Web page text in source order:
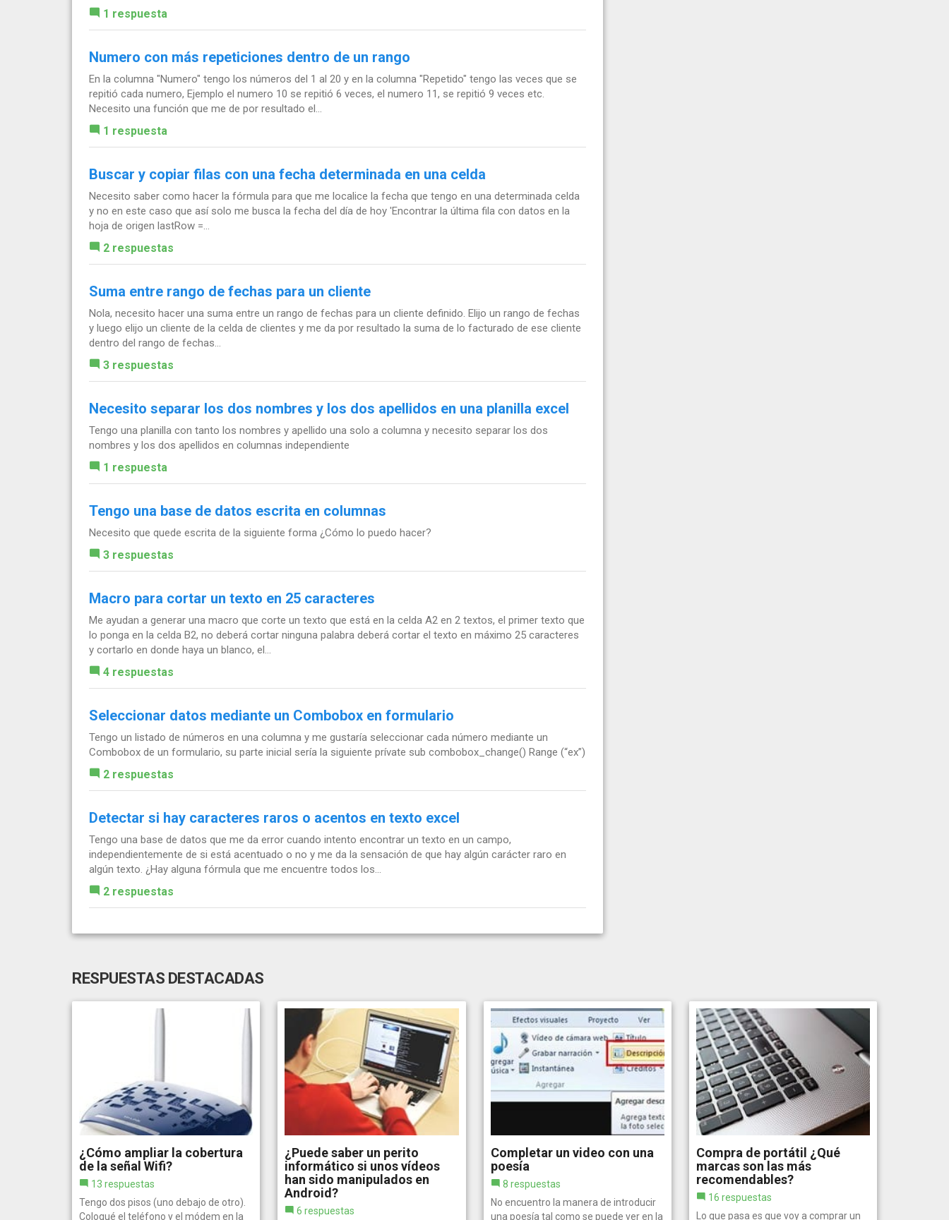
1 respuesta
Numero con más repeticiones dentro de un rango
En la columna "Numero" tengo los números del 1 al 20 y en la columna "Repetido" tengo las veces que se
repitió cada numero, Ejemplo el numero 10 se repitió 6 veces, el numero 11, se repitió 9 veces etc.
Necesito una función que me de por resultado el...
1 respuesta
Buscar y copiar filas con una fecha determinada en una celda
Necesito saber como hacer la fórmula para que me localice la fecha que tengo en una determinada celda
y no en este caso que así solo me busca la fecha del día de hoy 'Encontrar la última fila con datos en la
hoja de origen lastRow =...
2 respuestas
Suma entre rango de fechas para un cliente
Nola, necesito hacer una suma entre un rango de fechas para un cliente definido. Elijo un rango de fechas
y luego elijo un cliente de la celda de clientes y me da por resultado la suma de lo facturado de ese cliente
dentro del rango de fechas...
3 respuestas
Necesito separar los dos nombres y los dos apellidos en una planilla excel
Tengo una planilla con tanto los nombres y apellido una solo a columna y necesito separar los dos
nombres y los dos apellidos en columnas independiente
1 respuesta
Tengo una base de datos escrita en columnas
Necesito que quede escrita de la siguiente forma ¿Cómo lo puedo hacer?
3 respuestas
Macro para cortar un texto en 25 caracteres
Me ayudan a generar una macro que corte un texto que está en la celda A2 en 2 textos, el primer texto que
lo ponga en la celda B2, no deberá cortar ninguna palabra deberá cortar el texto en máximo 25 caracteres
y cortarlo en donde haya un blanco, el...
4 respuestas
Seleccionar datos mediante un Combobox en formulario
Tengo un listado de números en una columna y me gustaría seleccionar cada número mediante un
Combobox de un formulario, su parte inicial sería la siguiente prívate sub combobox_change() Range (“ex”)
2 respuestas
Detectar si hay caracteres raros o acentos en texto excel
Tengo una base de datos que me da error cuando intento encontrar un texto en un campo,
independientemente de si está acentuado o no y me da la sensación de que hay algún carácter raro en
algún texto. ¿Hay alguna fórmula que me encuentre todos los...
2 respuestas
RESPUESTAS DESTACADAS
¿Cómo ampliar la cobertura
de la señal Wifi?
13 respuestas
Tengo dos pisos (uno debajo de otro).
Coloqué el teléfono y el módem en la
¿Puede saber un perito
informático si unos vídeos
han sido manipulados en
Android?
6 respuestas
Completar un video con una
poesía
8 respuestas
No encuentro la manera de introducir
una poesía tal como se puede ver en la
Compra de portátil ¿Qué
marcas son las más
recomendables?
16 respuestas
Lo que pasa es que voy a comprar un